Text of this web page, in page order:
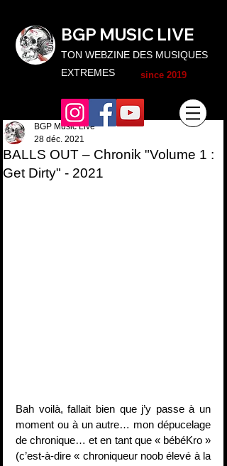
TON WEBZINE DES MUSIQUES
EXTREMES
BGP MUSIC LIVE
since 2019
BALLS OUT – Chronik "Volume 1 :
Get Dirty" - 2021
BGP Music Live
28 déc. 2021
Bah voilà, fallait bien que j’y passe à un
moment ou à un autre… mon dépucelage
de chronique… et en tant que « bébéKro »
(c’est-à-dire « chroniqueur noob élevé à la